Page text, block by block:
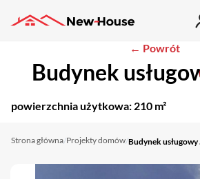
← Powrót
Budynek
powierzchnia użytkowa: 210 m²
Strona główna/Projekty domów/